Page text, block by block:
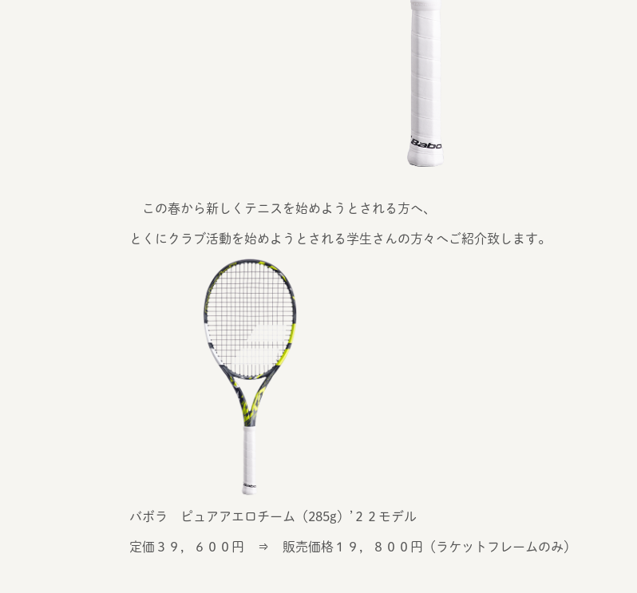
この春から新しくテニスを始めようとされる方へ、
とくにクラブ活動を始めようとされる学生さんの方々へご紹介致します。
バボラ ピュアアエロチーム（285g）’２２モデル
定価３９，６００円 ⇒ 販売価格１９，８００円（ラケットフレームのみ）